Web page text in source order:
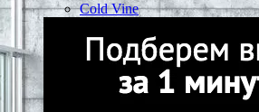
Cold Vine